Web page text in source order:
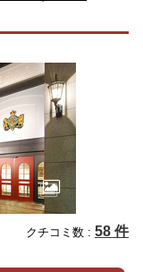
クチコミ数 : 58 件